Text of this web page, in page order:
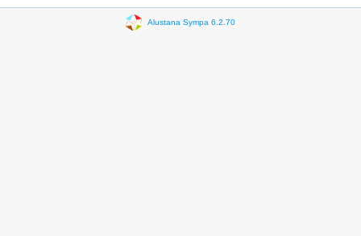
Alustana Sympa 6.2.70